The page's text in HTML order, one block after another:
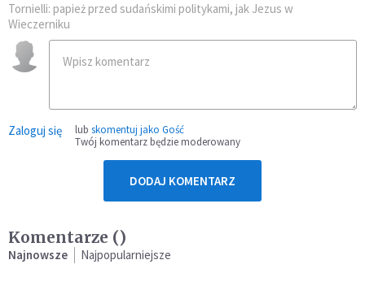
Tornielli: papież przed sudańskimi politykami, jak Jezus w
Wieczerniku
Zaloguj się lub skomentuj jako Gość
Twój komentarz będzie moderowany
DODAJ KOMENTARZ
Komentarze ()
Najnowsze Najpopularniejsze